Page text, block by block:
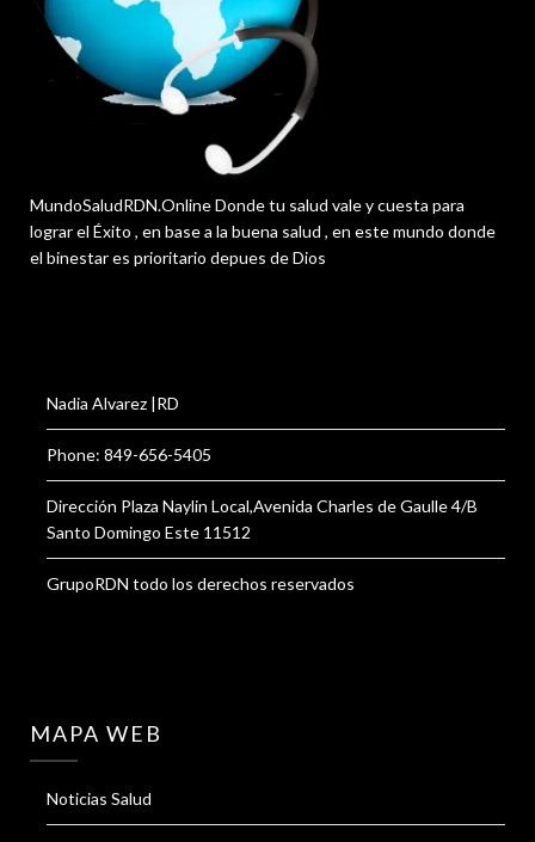
MundoSaludRDN.Online Donde tu salud vale y cuesta para
lograr el Éxito , en base a la buena salud , en este mundo donde
el binestar es prioritario depues de Dios
Nadia Alvarez |RD
Phone: 849-656-5405
Dirección Plaza Naylin Local,Avenida Charles de Gaulle 4/B
Santo Domingo Este 11512
GrupoRDN todo los derechos reservados
MAPA WEB
Noticias Salud